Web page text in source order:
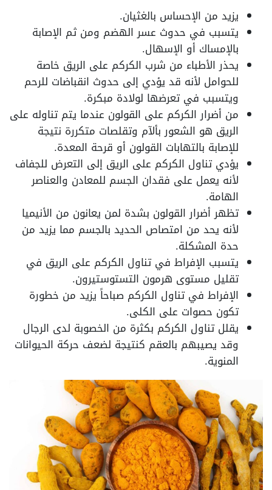
يزيد من الإحساس بالغثيان.
يتسبب في حدوث عسر الهضم ومن ثم الإصابة
بالإمساك أو الإسهال.
يحذر الأطباء من شرب الكركم على الريق خاصة
للحوامل لأنه قد يؤدي إلى حدوث انقباضات للرحم
ويتسبب في تعرضها لولادة مبكرة.
من أضرار الكركم على القولون عندما يتم تناوله على
الريق هو الشعور بألآم وتقلصات متكررة نتيجة
للإصابة بالتهابات القولون أو قرحة المعدة.
يؤدي تناول الكركم على الريق إلى التعرض للجفاف
لأنه يعمل على فقدان الجسم للمعادن والعناصر
الهامة.
تظهر أضرار القولون بشدة لمن يعانون من الأنيميا
لأنه يحد من امتصاص الحديد بالجسم مما يزيد من
حدة المشكلة.
يتسبب الإفراط في تناول الكركم على الريق في
تقليل مستوى هرمون التستوستيرون.
الإفراط في تناول الكركم صباحاً يزيد من خطورة
تكون حصوات على الكلى.
يقلل تناول الكركم بكثرة من الخصوبة لدى الرجال
وقد يصيبهم بالعقم كنتيجة لضعف حركة الحيوانات
المنوية.